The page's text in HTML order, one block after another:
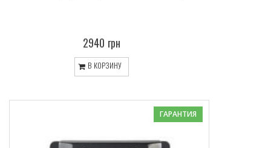
2940 грн
В КОРЗИНУ
ГАРАНТИЯ